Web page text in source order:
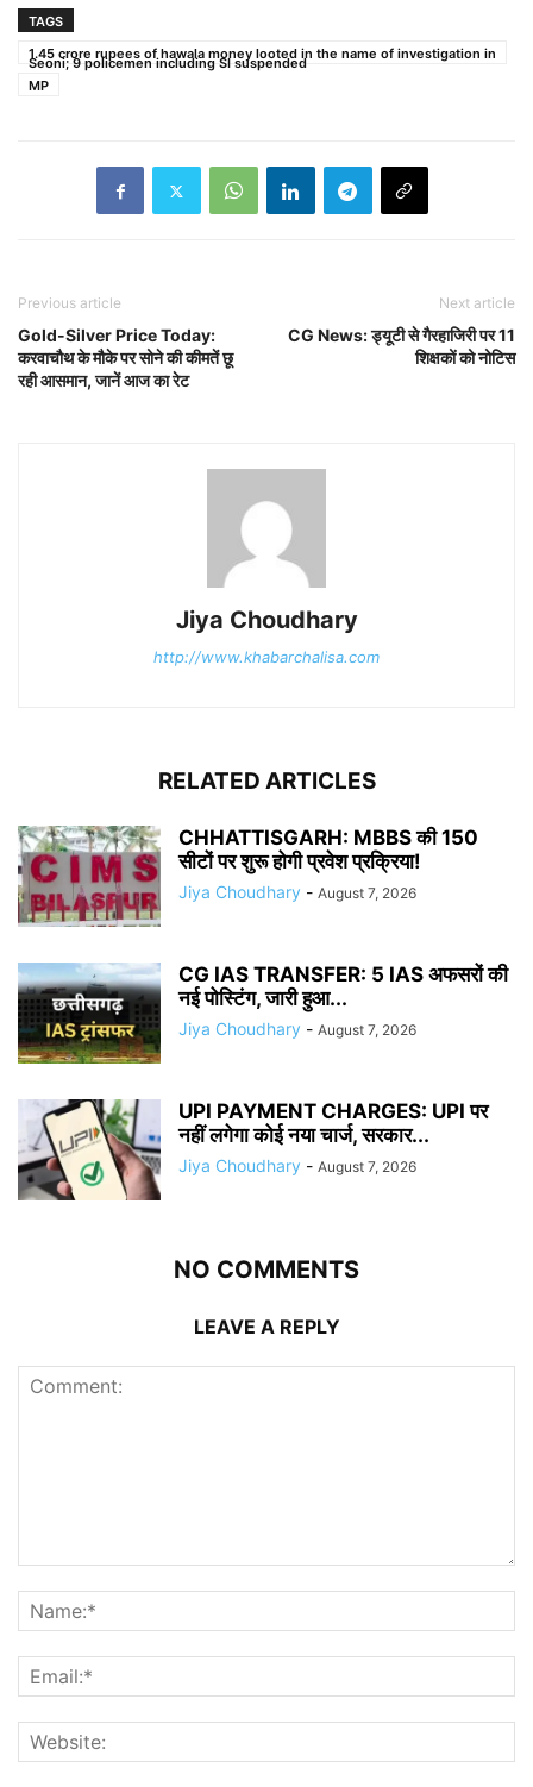
TAGS
1.45 crore rupees of hawala money looted in the name of investigation in
Seoni; 9 policemen including SI suspended
MP
Previous article
Gold-Silver Price Today:
करवाचौथ के मौके पर सोने की कीमतें छू
रही आसमान, जानें आज का रेट
Next article
CG News: ड्यूटी से गैरहाजिरी पर 11
शिक्षकों को नोटिस
Jiya Choudhary
http://www.khabarchalisa.com
RELATED ARTICLES
CHHATTISGARH: MBBS की 150
सीटों पर शुरू होगी प्रवेश प्रक्रिया!
Jiya Choudhary - August 7, 2026
CG IAS TRANSFER: 5 IAS अफसरों की
नई पोस्टिंग, जारी हुआ...
Jiya Choudhary - August 7, 2026
UPI PAYMENT CHARGES: UPI पर
नहीं लगेगा कोई नया चार्ज, सरकार...
Jiya Choudhary - August 7, 2026
NO COMMENTS
LEAVE A REPLY